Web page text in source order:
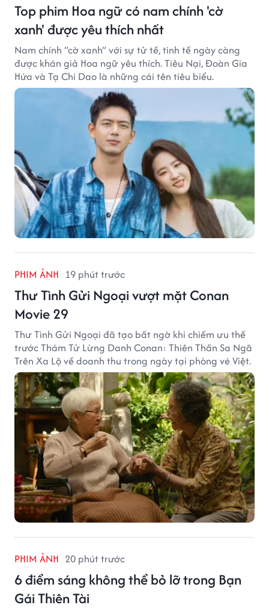
Top phim Hoa ngữ có nam chính 'cờ
xanh' được yêu thích nhất
Nam chính “cờ xanh” với sự tử tế, tinh tế ngày càng
được khán giả Hoa ngữ yêu thích. Tiêu Nại, Đoàn Gia
Hứa và Tạ Chi Dao là những cái tên tiêu biểu.
PHIM ẢNH 19 phút trước
Thư Tình Gửi Ngoại vượt mặt Conan
Movie 29
Thư Tình Gửi Ngoại đã tạo bất ngờ khi chiếm ưu thế
trước Thám Tử Lừng Danh Conan: Thiên Thần Sa Ngã
Trên Xa Lộ về doanh thu trong ngày tại phòng vé Việt.
PHIM ẢNH 20 phút trước
6 điểm sáng không thể bỏ lỡ trong Bạn
Gái Thiên Tài